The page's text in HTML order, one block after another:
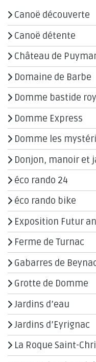
Canoë découverte
Canoë détente
Château de
Domaine de Barbe
Domme bastide
Domme Express
Domme les
Donjon, manoir et
éco rando 24
éco rando bike
Exposition Futur
Ferme de Turnac
Gabarres de
Grotte de Domme
Jardins d’eau
Jardins d’Eyrignac
La Roque Saint-